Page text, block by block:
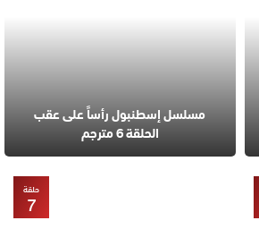
مسلسل إسطنبول رأساً على عقب
الحلقة 6 مترجم
حلقة
7